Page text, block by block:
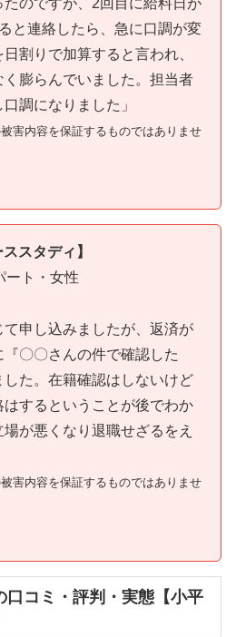
と連絡したら、急に口調が変
割りで加算すると言われ、
膨らんでいました。担当者
調になりました」
害内容を保証するものではありませ
スタディ】
ート・女性
て申し込みましたが、返済が
〇〇さんの件で確認した
た。在籍確認はしないけど
するということが後でわか
が悪くなり退職せざるをえ
害内容を保証するものではありませ
口コミ・評判・実態【小平